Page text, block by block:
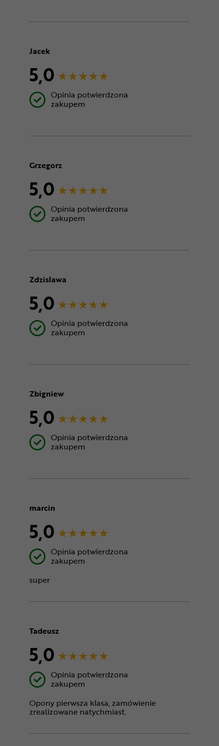
Jacek
5,0
Opinia potwierdzona
zakupem
Grzegorz
5,0
Opinia potwierdzona
zakupem
Zdzislawa
5,0
Opinia potwierdzona
zakupem
Zbigniew
5,0
Opinia potwierdzona
zakupem
marcin
5,0
Opinia potwierdzona
zakupem
super
Tadeusz
5,0
Opinia potwierdzona
zakupem
Opony pierwsza klasa, zamówienie
zrealizowane natychmiast.